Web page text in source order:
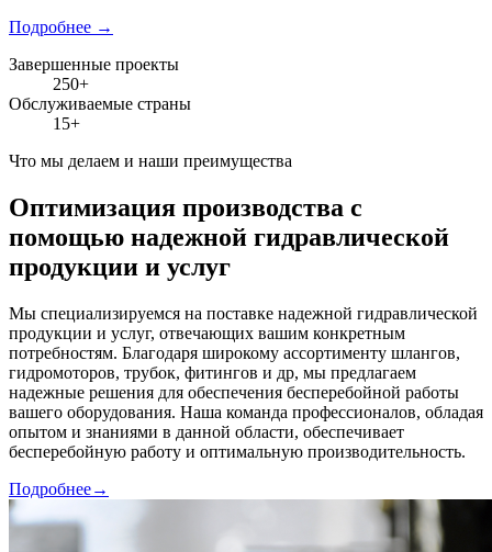
Подробнее →
Завершенные проекты
250+
Обслуживаемые страны
15+
Что мы делаем и наши преимущества
Оптимизация производства с
помощью надежной гидравлической
продукции и услуг
Мы специализируемся на поставке надежной гидравлической
продукции и услуг, отвечающих вашим конкретным
потребностям. Благодаря широкому ассортименту шлангов,
гидромоторов, трубок, фитингов и др, мы предлагаем
надежные решения для обеспечения бесперебойной работы
вашего оборудования. Наша команда профессионалов, обладая
опытом и знаниями в данной области, обеспечивает
бесперебойную работу и оптимальную производительность.
Подробнее→